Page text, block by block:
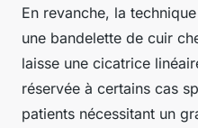
En revanche, la
une bandelette de cuir
laisse une cicatrice
réservée à certains cas
patients nécessitant un